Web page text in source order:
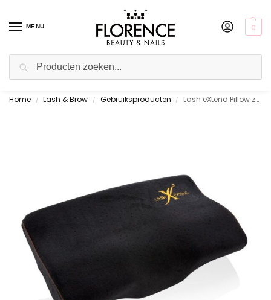
MENU 0
Gratis ophalen in de showroom
Home / Lash & Brow / Gebruiksproducten / Lash eXtend Pillow zwart